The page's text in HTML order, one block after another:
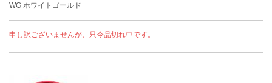
WG ホワイトゴールド
申し訳ございませんが、只今品切れ中です。